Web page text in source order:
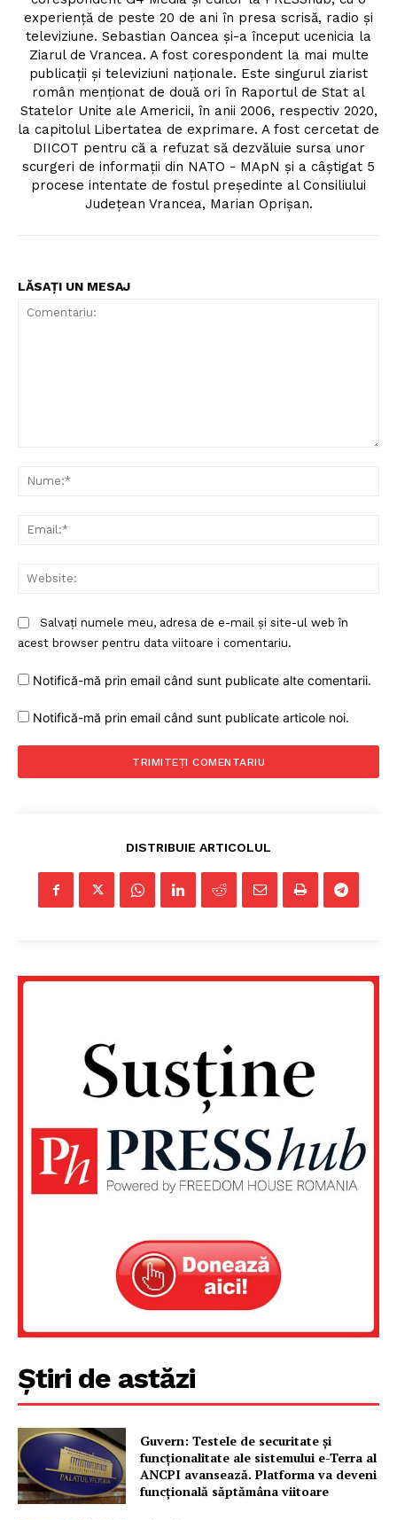
Un proiect
FREEDOM HOUSE ROMÂNIA
PRESShub
Despre noi / Echipa
Proiecte editoriale
Rețea
Contact
experiență de peste 20 de ani în presa scrisă, radio și
televiziune. Sebastian Oancea și-a început ucenicia la
Ziarul de Vrancea. A fost corespondent la mai multe
publicații și televiziuni naționale. Este singurul ziarist
român menționat de două ori în Raportul de Stat al
Statelor Unite ale Americii, în anii 2006, respectiv 2020,
la capitolul Libertatea de exprimare. A fost cercetat de
DIICOT pentru că a refuzat să dezvăluie sursa unor
scurgeri de informații din NATO - MApN și a câștigat 5
procese intentate de fostul președinte al Consiliului
Județean Vrancea, Marian Oprișan.
LĂSAȚI UN MESAJ
Salvați numele meu, adresa de e-mail și site-ul web în
acest browser pentru data viitoare i comentariu.
Notifică-mă prin email când sunt publicate alte comentarii.
Notifică-mă prin email când sunt publicate articole noi.
DISTRIBUIE ARTICOLUL
Știri de astăzi
Guvern: Testele de securitate și
funcționalitate ale sistemului e-Terra al
ANCPI avansează. Platforma va deveni
funcțională săptămâna viitoare